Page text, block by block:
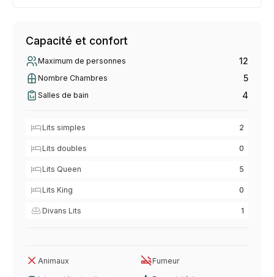
Capacité et confort
Maximum de personnes 12
Nombre Chambres 5
Salles de bain 4
Lits simples 2
Lits doubles 0
Lits Queen 5
Lits King 0
Divans Lits 1
Animaux Fumeur